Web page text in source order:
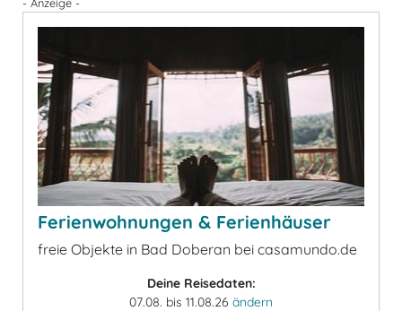
Ferienwohnungen & Ferienhäuser
freie Objekte in Bad Doberan bei casamundo.de
Deine Reisedaten:
07.08. bis 11.08.26 ändern